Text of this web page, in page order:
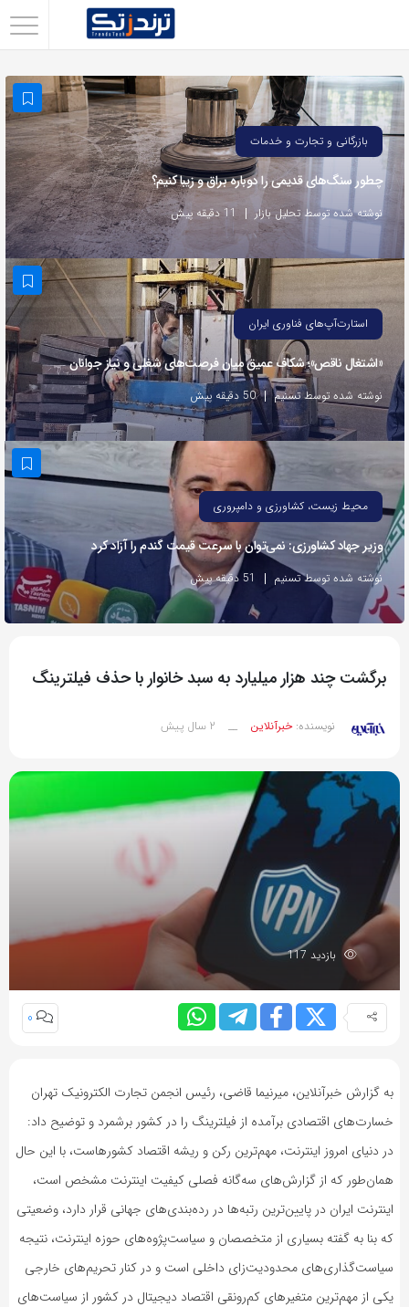
با
استفاده
از
روش‌های
زیر
می‌توانید
این
صفحه
را
دوستان
خود
به
اشتراک
بگذارید.
لینک
بازرگانی و تجارت و خدمات
چطور سنگ‌های قدیمی را دوباره براق و زیبا کنیم؟
نوشته شده توسط تحلیل بازار 11 دقیقه پیش
استارت‌آپ‌های فناوری ایران
«اشتغال ناقص»؛ شکاف عمیق میان فرصت‌های شغلی و نیاز جوانان
نوشته شده توسط تسنیم 50 دقیقه پیش
محیط زیست، کشاورزی و دامپروری
وزیر جهاد کشاورزی: نمی‌توان با سرعت قیمت گندم را آزاد کرد
نوشته شده توسط تسنیم 51 دقیقه پیش
برگشت چند هزار میلیارد به سبد خانوار با حذف فیلترینگ
نویسنده:خبرآنلاین __ 2 سال پیش
بازدید 117
0
به گزارش خبرآنلاین، میرنیما قاضی، رئیس انجمن تجارت الکترونیک تهران
خسارت‌های اقتصادی برآمده از فیلترینگ را در کشور برشمرد و توضیح داد:
در دنیای امروز اینترنت، مهم‌ترین رکن و ریشه‌ اقتصاد کشورهاست، با این حال
همان‌طور که از گزارش‌های سه‌گانه‌ فصلی کیفیت اینترنت مشخص است،
اینترنت ایران در پایین‌ترین رتبه‌ها در رده‌بندی‌های جهانی قرار دارد، وضعیتی
که بنا به گفته‌ بسیاری از متخصصان و سیاست‌پژوه‌های حوزه‌ اینترنت، نتیجه‌
سیاست‌گذاری‌های محدودیت‌زای داخلی است و در کنار تحریم‌های خارجی
یکی از مهم‌ترین متغیرهای کم‌رونقی اقتصاد دیجیتال در کشور از سیاست‌های